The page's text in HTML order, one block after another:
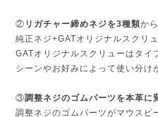
② リガチャー締めネジを3種類か
純正ネジ+GATオリジナルスクリ
GATオリジナルスクリューはタイ
シーンやお好みによって使い分け
③調整ネジのゴムパーツを本革に
調整ネジのゴムパーツがマウスピ